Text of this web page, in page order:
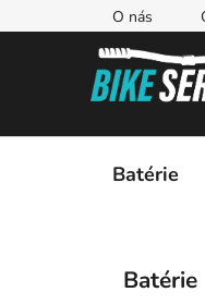
na
O nás
Batérie
Preskočiť
kategórie
Batérie